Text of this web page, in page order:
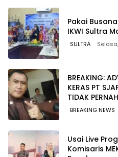
Pakai
IKWI Sultra
SULTRA
BREAKING:
KERAS PT
TIDAK
WAWOONE!
BREAKING NEWS
Usai Live
Komisaris